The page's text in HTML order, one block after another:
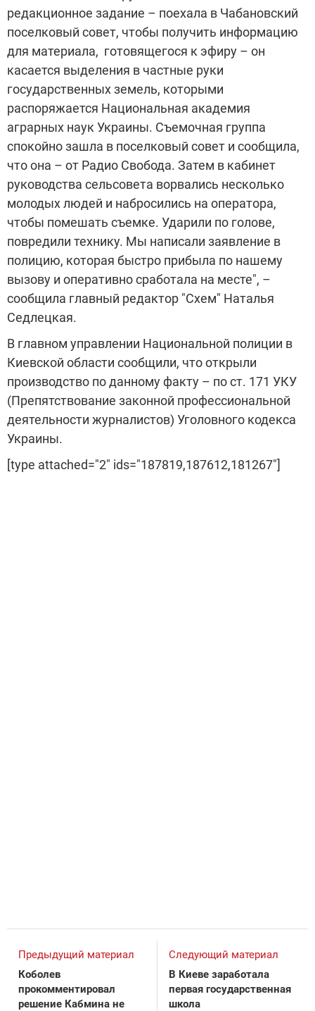
редакционное задание – поехала в Чабановский
поселковый совет, чтобы получить информацию
для материала, готовящегося к эфиру – он
касается выделения в частные руки
государственных земель, которыми
распоряжается Национальная академия
аграрных наук Украины. Съемочная группа
спокойно зашла в поселковый совет и сообщила,
что она – от Радио Свобода. Затем в кабинет
руководства сельсовета ворвались несколько
молодых людей и набросились на оператора,
чтобы помешать съемке. Ударили по голове,
повредили технику. Мы написали заявление в
полицию, которая быстро прибыла по нашему
вызову и оперативно сработала на месте", –
сообщила главный редактор "Схем" Наталья
Седлецкая.
В главном управлении Национальной полиции в
Киевской области сообщили, что открыли
производство по данному факту – по ст. 171 УКУ
(Препятствование законной профессиональной
деятельности журналистов) Уголовного кодекса
Украины.
[type attached="2" ids="187819,187612,181267"]
Предыдущий материал
Коболев
прокомментировал
решение Кабмина не
Следующий материал
В Киеве заработала
первая государственная
школа